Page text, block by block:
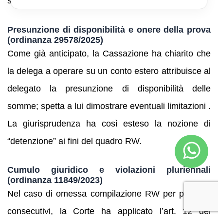
Presunzione di disponibilità e onere della prova
(ordinanza 29578/2025)
Come già anticipato, la Cassazione ha chiarito che
la delega a operare su un conto estero attribuisce al
delegato la presunzione di disponibilità delle
somme; spetta a lui dimostrare eventuali limitazioni .
La giurisprudenza ha così esteso la nozione di
“detenzione” ai fini del quadro RW.
Cumulo giuridico e violazioni pluriennali
(ordinanza 11849/2023)
Nel caso di omessa compilazione RW per più anni
consecutivi, la Corte ha applicato l’art. 12 del